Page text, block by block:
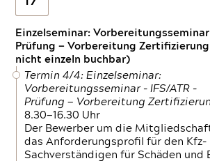
Einzelseminar: Vorbereitungsseminar
Prüfung — Vorbereitung
nicht einzeln buchbar)
Termin 4/4: Einzelseminar:
Vorbereitungsseminar - IFS/ATR -
Prüfung — Vorbereitung
8.30—16.30 Uhr
Der Bewerber um die
das Anforderungsprofil für den Kfz-
Sachverständigen für Schäden und